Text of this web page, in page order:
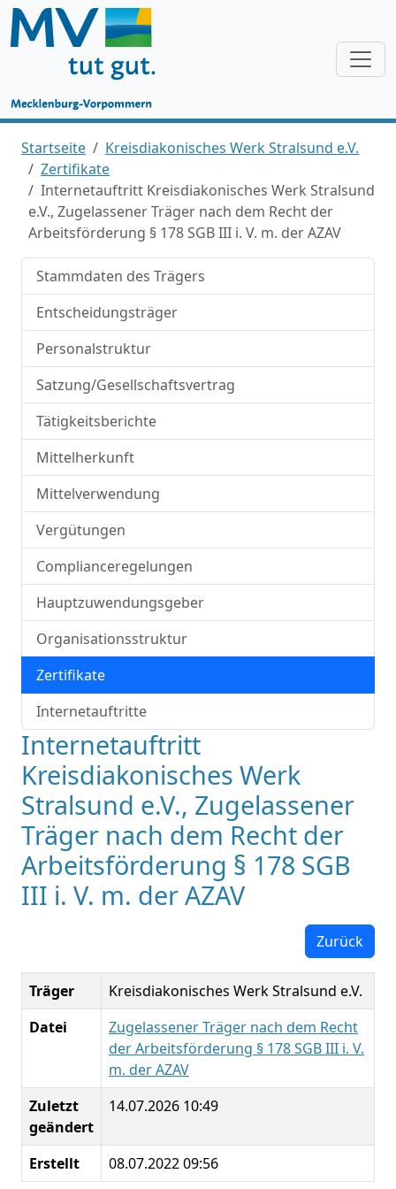
Startseite
Kreisdiakonisches Werk Stralsund e.V.
Zertifikate
Internetauftritt Kreisdiakonisches Werk Stralsund
e.V., Zugelassener Träger nach dem Recht der
Arbeitsförderung § 178 SGB III i. V. m. der AZAV
Stammdaten des Trägers
Entscheidungsträger
Personalstruktur
Satzung/Gesellschaftsvertrag
Tätigkeitsberichte
Mittelherkunft
Mittelverwendung
Vergütungen
Complianceregelungen
Hauptzuwendungsgeber
Organisationsstruktur
Zertifikate
Internetauftritte
Internetauftritt
Kreisdiakonisches Werk
Stralsund e.V., Zugelassener
Träger nach dem Recht der
Arbeitsförderung § 178 SGB
III i. V. m. der AZAV
Zurück
Träger
Kreisdiakonisches Werk Stralsund e.V.
Datei
Zugelassener Träger nach dem Recht
der Arbeitsförderung § 178 SGB III i. V.
m. der AZAV
Zuletzt
geändert
14.07.2026 10:49
Erstellt 08.07.2022 09:56